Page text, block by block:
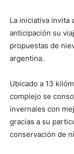
La iniciativa invita
anticipación su
propuestas de
argentina.
Ubicado a 13
complejo se
invernales con
gracias a su
conservación de